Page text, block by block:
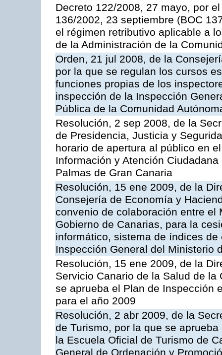
Decreto 122/2008, 27 mayo, por
136/2002, 23 septiembre (BOC
el régimen retributivo aplicable a
de la Administración de la
Orden, 21 jul 2008, de la
por la que se regulan los cursos
funciones propias de los
inspección de la Inspección
Pública de la Comunidad
Resolución, 2 sep 2008, de la
de Presidencia, Justicia y
horario de apertura al público en
Información y Atención
Palmas de Gran Canaria
Resolución, 15 ene 2009, de la
Consejería de Economía y
convenio de colaboración entre
Gobierno de Canarias, para la
informático, sistema de índices
Inspección General del Ministerio
Resolución, 15 ene 2009, de la
Servicio Canario de la Salud de
se aprueba el Plan de Inspección
para el año 2009
Resolución, 2 abr 2009, de la
de Turismo, por la que se
la Escuela Oficial de Turismo de